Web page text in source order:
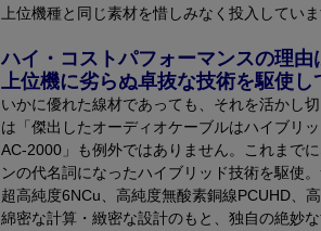
上位機種と同じ素材を惜しみなく投入していま
ハイ・コストパフォーマンスの理由
上位機に劣らぬ卓抜な技術を駆使し
いかに優れた線材であっても、それを活かし
は「傑出したオーディオケーブルはハイブリ
AC-2000」も例外ではありません。これまで
ンの代名詞になったハイブリッド技術を駆使
超高純度6NCu、高純度無酸素銅線PCUHD、
綿密な計算・緻密な設計のもと、独自の絶妙